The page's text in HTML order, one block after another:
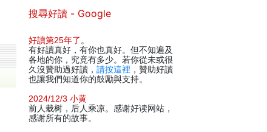
搜尋好讀 - Google
好讀第25年了 。
有好讀真好，有你也真好。但不知遍及
各地的你，究竟有多少。若你從未或很
久沒贊助過好讀， 請按這裡 ，贊助好讀
也讓我們知道你的鼓勵與支持。
2024/12/3 小黄
前人栽树，后人乘凉。感谢好读网站，
感谢所有的故事。